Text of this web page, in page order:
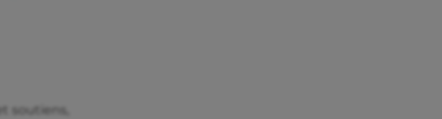
soutiens,